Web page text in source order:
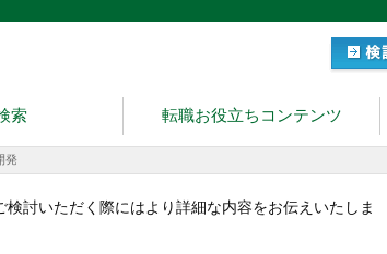
索 転職お役立ちコンテンツ
発
討いただく際にはより詳細な内容をお伝えいたしま